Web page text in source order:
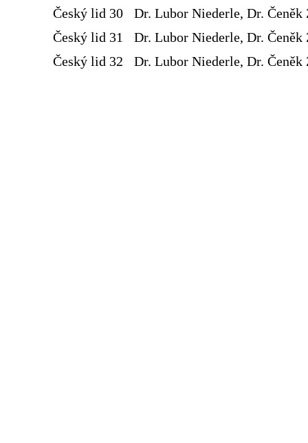
Český lid 30
Dr. Lubor Niederle, Dr. Čeněk
Český lid 31
Dr. Lubor Niederle, Dr. Čeněk
Český lid 32
Dr. Lubor Niederle, Dr. Čeněk